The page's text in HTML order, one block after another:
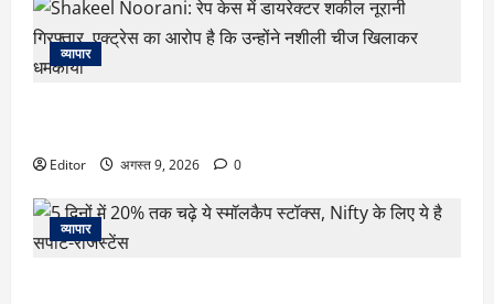
व्यापार
Editor अगस्त 9, 2026 0
व्यापार